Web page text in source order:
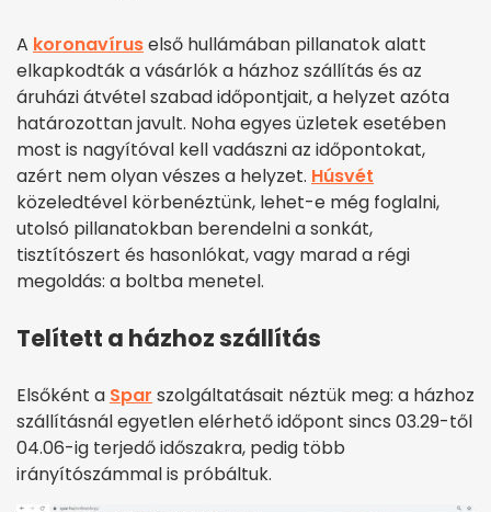
A koronavíruselső hullámában pillanatok alatt
elkapkodták a vásárlók a házhoz szállítás és az
áruházi átvétel szabad időpontjait, a helyzet azóta
határozottan javult. Noha egyes üzletek esetében
most is nagyítóval kell vadászni az időpontokat,
azért nem olyan vészes a helyzet. Húsvét
közeledtével körbenéztünk, lehet-e még foglalni,
utolsó pillanatokban berendelni a sonkát,
tisztítószert és hasonlókat, vagy marad a régi
megoldás: a boltba menetel.
Telített a házhoz szállítás
Elsőként a Spar szolgáltatásait néztük meg: a házhoz
szállításnál egyetlen elérhető időpont sincs 03.29-től
04.06-ig terjedő időszakra, pedig több
irányítószámmal is próbáltuk.